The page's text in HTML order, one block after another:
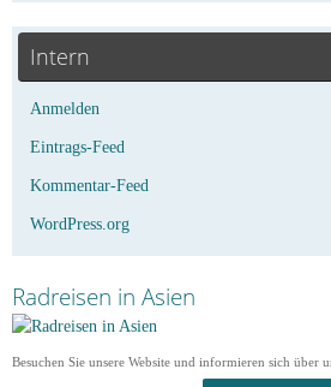
Intern
Anmelden
Eintrags-Feed
Kommentar-Feed
WordPress.org
Radreisen in Asien
Besuchen Sie unsere Website und informieren sich über